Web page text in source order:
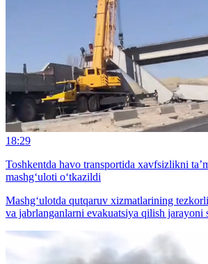
18:29
Toshkentda havo transportida xavfsizlikni
mashg‘uloti o‘tkazildi
Mashg‘ulotda qutqaruv xizmatlarining
va jabrlanganlarni evakuatsiya qilish jarayoni